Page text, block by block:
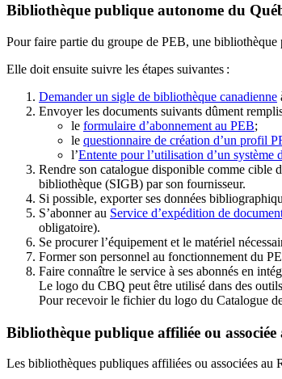
Bibliothèque publique autonome du
Pour faire partie du groupe de PEB, une
Elle doit ensuite suivre les étapes suivantes :
Demander un sigle de bibliothèque canadienne
Envoyer les documents suivants dûment
le formulaire d’abonnement au PEB;
le questionnaire de création d’un profil
l’Entente pour l’utilisation d’un système
Rendre son catalogue disponible comme cible
bibliothèque (SIGB) par son fournisseur.
Si possible, exporter ses données
S’abonner au Service d’expédition de
obligatoire).
Se procurer l’équipement et le matériel
Former son personnel au fonctionnement du
Faire connaître le service à ses abonnés en
Le logo du CBQ peut être utilisé dans des
Pour recevoir le fichier du logo du Catalogue
Bibliothèque publique affiliée ou
Les bibliothèques publiques affiliées ou associées